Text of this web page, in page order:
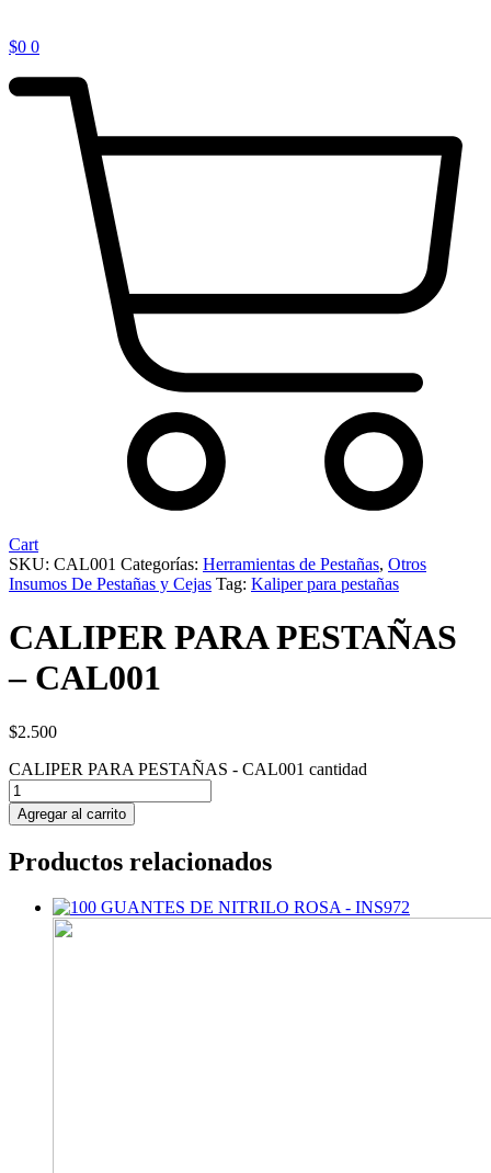
$0 0
Cart
SKU: CAL001 Categorías: Herramientas de Pestañas, Otros
Insumos De Pestañas y Cejas Tag: Kaliper para pestañas
CALIPER PARA PESTAÑAS
– CAL001
$2.500
CALIPER PARA PESTAÑAS - CAL001 cantidad
Agregar al carrito
Productos relacionados